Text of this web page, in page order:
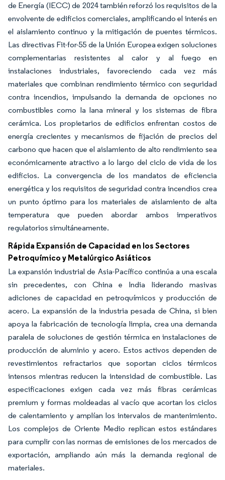
de Energía (IECC) de 2024 también reforzó los requisitos de la
envolvente de edificios comerciales, amplificando el interés en
el aislamiento continuo y la mitigación de puentes térmicos.
Las directivas Fit-for-55 de la Unión Europea exigen soluciones
complementarias resistentes al calor y al fuego en
instalaciones industriales, favoreciendo cada vez más
materiales que combinan rendimiento térmico con seguridad
contra incendios, impulsando la demanda de opciones no
combustibles como la lana mineral y los sistemas de fibra
cerámica. Los propietarios de edificios enfrentan costos de
energía crecientes y mecanismos de fijación de precios del
carbono que hacen que el aislamiento de alto rendimiento sea
económicamente atractivo a lo largo del ciclo de vida de los
edificios. La convergencia de los mandatos de eficiencia
energética y los requisitos de seguridad contra incendios crea
un punto óptimo para los materiales de aislamiento de alta
temperatura que pueden abordar ambos imperativos
regulatorios simultáneamente.
Rápida Expansión de Capacidad en los Sectores
Petroquímico y Metalúrgico Asiáticos
La expansión industrial de Asia-Pacífico continúa a una escala
sin precedentes, con China e India liderando masivas
adiciones de capacidad en petroquímicos y producción de
acero. La expansión de la industria pesada de China, si bien
apoya la fabricación de tecnología limpia, crea una demanda
paralela de soluciones de gestión térmica en instalaciones de
producción de aluminio y acero. Estos activos dependen de
revestimientos refractarios que soportan ciclos térmicos
intensos mientras reducen la intensidad de combustible. Las
especificaciones exigen cada vez más fibras cerámicas
premium y formas moldeadas al vacío que acortan los ciclos
de calentamiento y amplían los intervalos de mantenimiento.
Los complejos de Oriente Medio replican estos estándares
para cumplir con las normas de emisiones de los mercados de
exportación, ampliando aún más la demanda regional de
materiales.